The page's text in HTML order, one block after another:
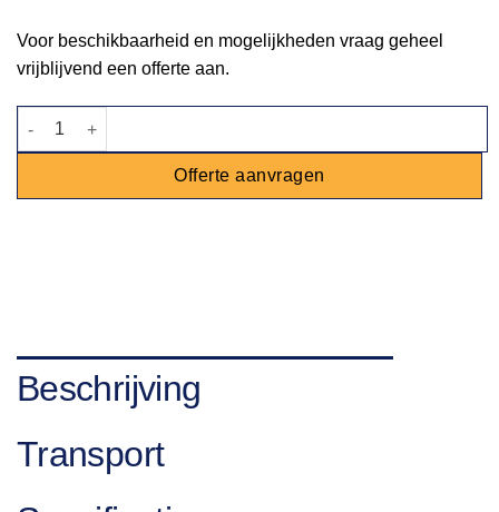
Voor beschikbaarheid en mogelijkheden vraag geheel
vrijblijvend een offerte aan.
Tafelkleed vintage aantal
Offerte aanvragen
Beschrijving
Transport